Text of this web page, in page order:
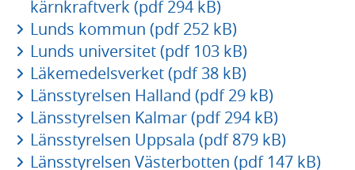
kärnkraftverk (pdf 294 kB)
Lunds kommun (pdf 252 kB)
Lunds universitet (pdf 103 kB)
Läkemedelsverket (pdf 38 kB)
Länsstyrelsen Halland (pdf 29 kB)
Länsstyrelsen Kalmar (pdf 294 kB)
Länsstyrelsen Uppsala (pdf 879 kB)
Länsstyrelsen Västerbotten (pdf 147 kB)